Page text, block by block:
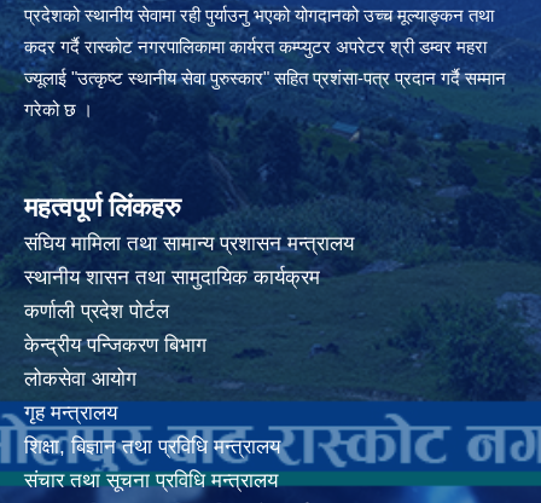
प्रदेशको स्थानीय सेवामा रही पुर्याउनु भएको योगदानको उच्च मूल्याङ्कन तथा
कदर गर्दै रास्कोट नगरपालिकामा कार्यरत कम्प्युटर अपरेटर श्री डम्वर महरा
ज्यूलाई "उत्कृष्ट स्थानीय सेवा पुरुस्कार" सहित प्रशंसा-पत्र प्रदान गर्दै सम्मान
गरेको छ ।
महत्वपूर्ण लिंकहरु
संघिय मामिला तथा सामान्य प्रशासन मन्त्रालय
स्थानीय शासन तथा सामुदायिक कार्यक्रम
कर्णाली प्रदेश पोर्टल
केन्द्रीय पन्जिकरण बिभाग
लोकसेवा आयोग
गृह मन्त्रालय
शिक्षा, बिज्ञान तथा प्रविधि मन्त्रालय
संचार तथा सूचना प्रविधि मन्त्रालय